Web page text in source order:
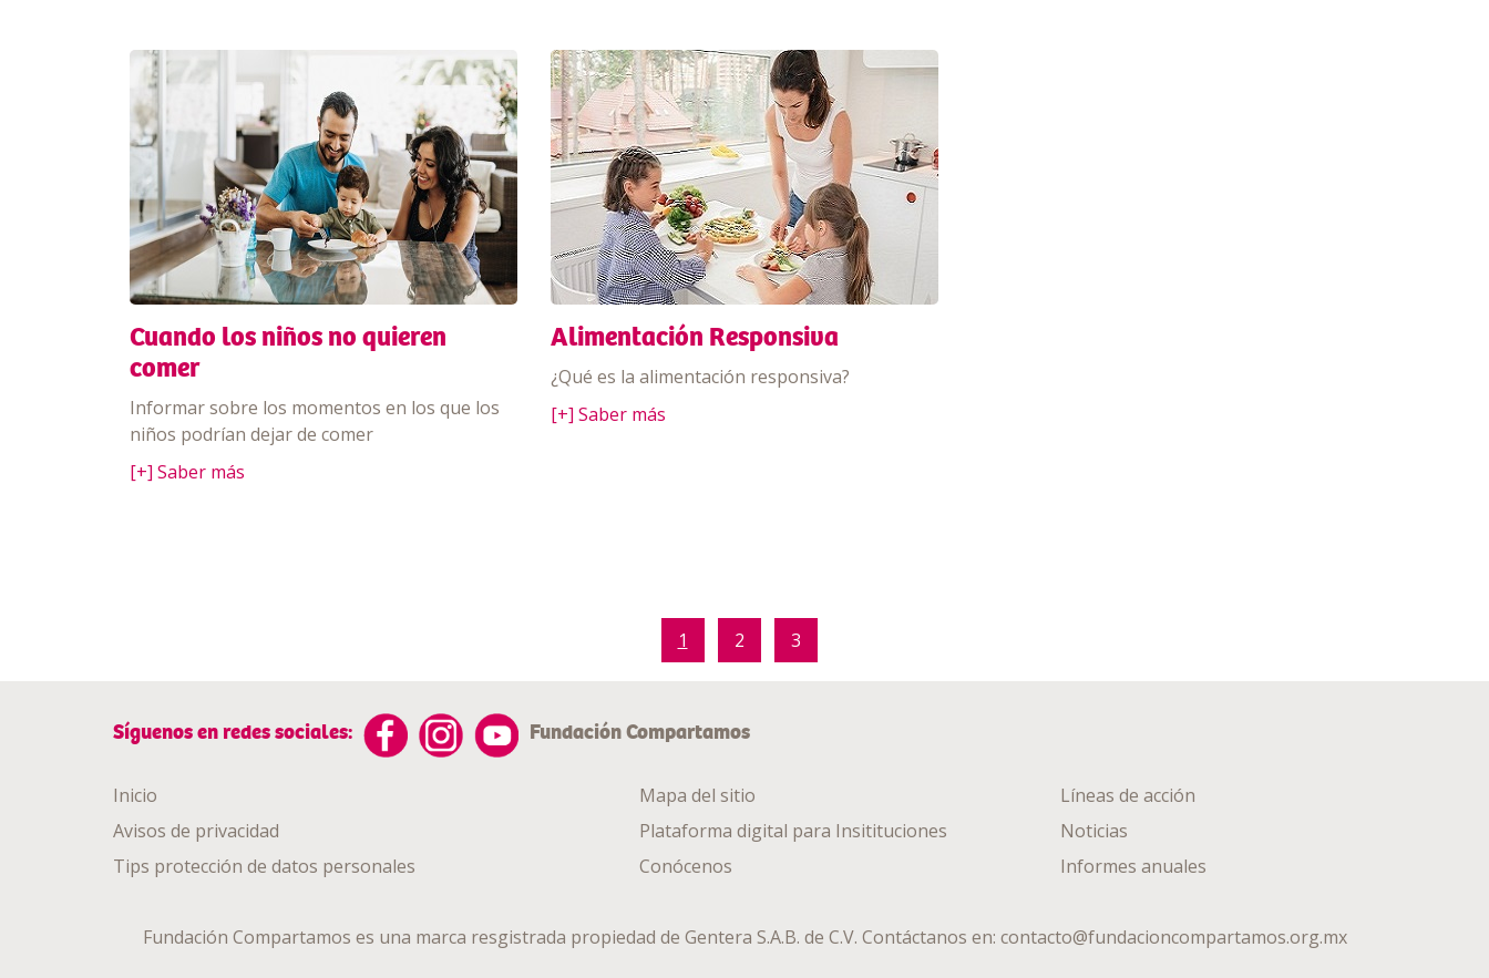
Cuando los niños no quieren
comer
Informar sobre los momentos en los que los
niños podrían dejar de comer
[+] Saber más
Alimentación Responsiva
¿Qué es la alimentación responsiva?
[+] Saber más
1 2 3
Síguenos en redes sociales: Fundación Compartamos
Inicio Mapa del sitio
Líneas de acción
Avisos de privacidad
Plataforma digital para Insitituciones
Noticias
Tips protección de datos personales
Conócenos Informes anuales
Fundación Compartamos es una marca resgistrada propiedad de Gentera S.A.B. de C.V. Contáctanos en: contacto@fundacioncompartamos.org.mx